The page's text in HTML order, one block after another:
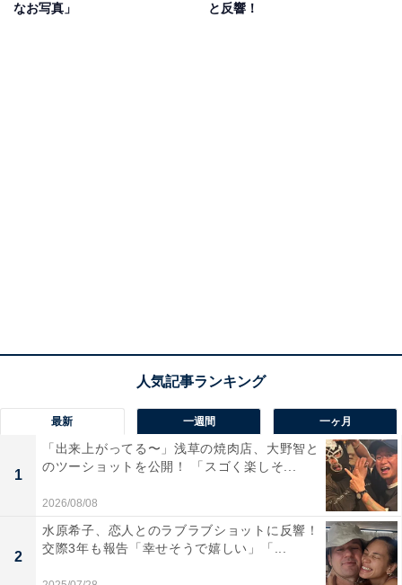
なお写真」
と反響！
最新 一週間 一ヶ月
1
「出来上がってる〜」浅草の焼肉店、大野智と
のツーショットを公開！ 「スゴく楽しそ...
2026/08/08
2
水原希子、恋人とのラブラブショットに反響！
交際3年も報告「幸せそうで嬉しい」「...